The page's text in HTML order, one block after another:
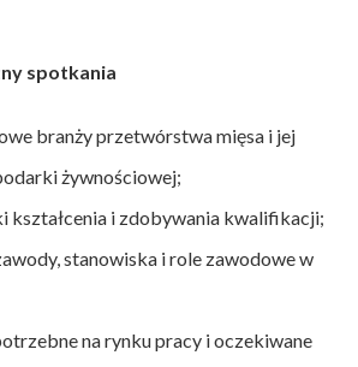
spotkania
branży przetwórstwa mięsa i jej
żywnościowej;
kształcenia i zdobywania kwalifikacji;
stanowiska i role zawodowe w
na rynku pracy i oczekiwane